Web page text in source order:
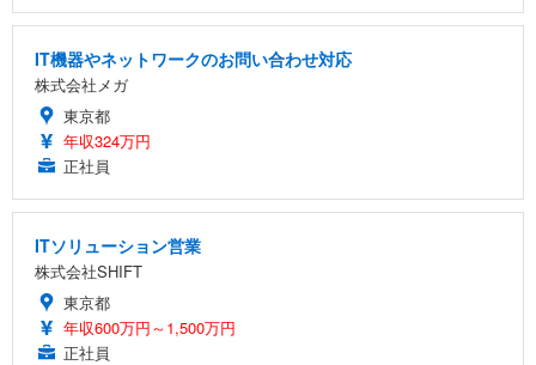
IT機器やネットワークのお問い合わせ対応
株式会社メガ
東京都
年収324万円
正社員
ITソリューション営業
株式会社SHIFT
東京都
年収600万円～1,500万円
正社員